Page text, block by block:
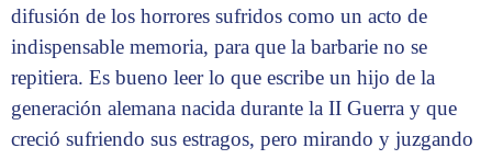
difusión de los horrores sufridos como un acto de
indispensable memoria, para que la barbarie no se
repitiera. Es bueno leer lo que escribe un hijo de la
generación alemana nacida durante la II Guerra y que
creció sufriendo sus estragos, pero mirando y juzgando